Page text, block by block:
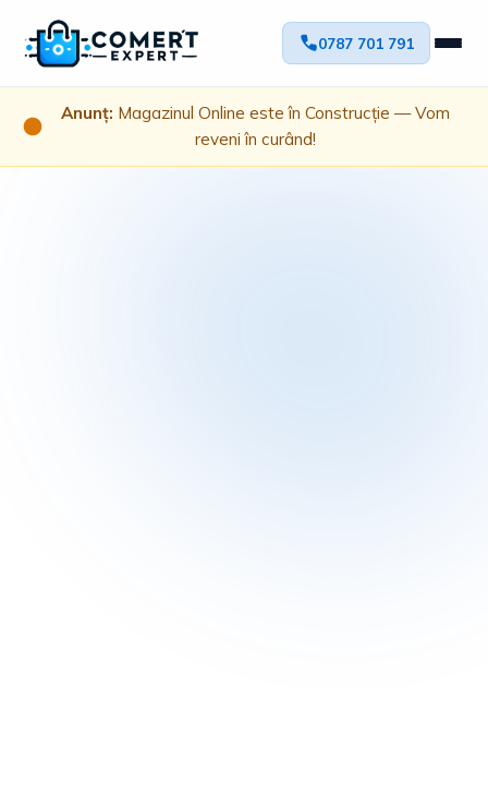
0787 701 791
Anunț: Magazinul Online este în Construcție — Vom
reveni în curând!